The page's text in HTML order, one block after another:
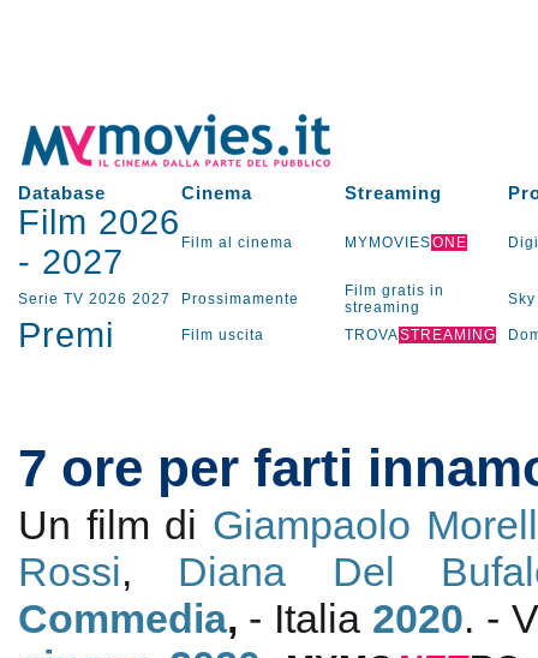
Database Cinema Streaming
Film 2026
- 2027 Film al cinema MYMOVIESONE
Serie TV 2026 2027 Prossimamente
Film gratis in
streaming
Sky
Premi Film uscita TROVASTREAMING
7 ore per farti
Un film di Giampaolo
Rossi, Diana Del
Commedia, - Italia 2020. -